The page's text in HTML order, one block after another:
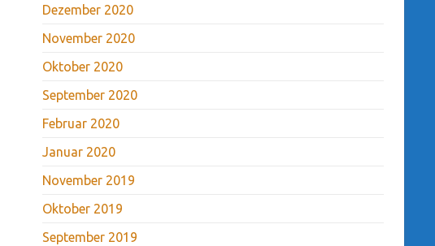
Dezember 2020
November 2020
Oktober 2020
September 2020
Februar 2020
Januar 2020
November 2019
Oktober 2019
September 2019